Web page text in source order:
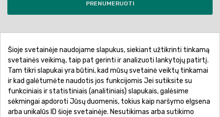
PRENUMERUOTI
Pirkimo sąlygos ir taisyklės
Privatumo politika
Garantinis aptarnavimas
Prekių pristatymas
Prekių grąžinimas
Atsiskaitymo būdai
Šioje svetainėje naudojame slapukus, siekiant užtikrinti tinkamą
svetainės veikimą, taip pat gerinti ir analizuoti lankytojų patirtį.
Tam tikri slapukai yra būtini, kad mūsų svetainė veiktų tinkamai
ir kad galėtumėte naudotis jos funkcijomis Jei sutiksite su
funkciniais ir statistiniais (analitiniais) slapukais, galėsime
sėkmingai apdoroti Jūsų duomenis, tokius kaip naršymo elgsena
arba unikalūs ID šioje svetainėje. Nesutikimas arba sutikimo